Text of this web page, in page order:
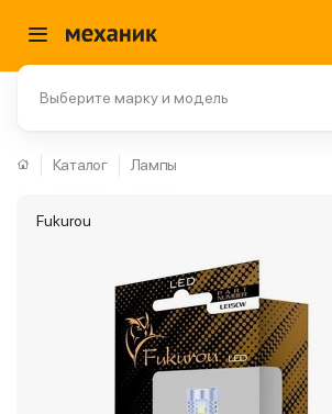
Выберите марку и модель
Каталог Лампы
Fukurou